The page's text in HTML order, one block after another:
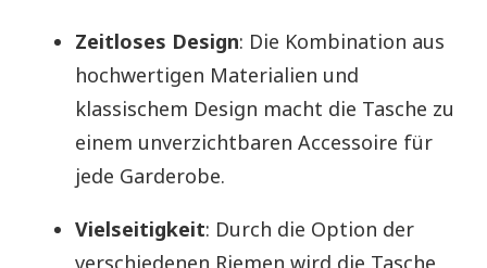
Zeitloses Design: Die Kombination aus
hochwertigen Materialien und
klassischem Design macht die Tasche zu
einem unverzichtbaren Accessoire für
jede Garderobe.
Vielseitigkeit: Durch die Option der
verschiedenen Riemen wird die Tasche